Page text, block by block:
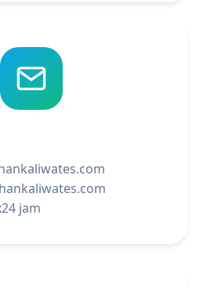
jam